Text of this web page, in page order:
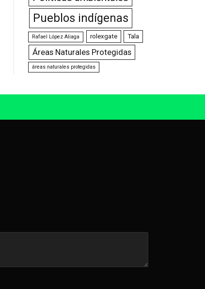
Pueblos indígenas
Rafael López Aliaga rolexgate Tala
Áreas Naturales Protegidas
áreas naturales protegidas